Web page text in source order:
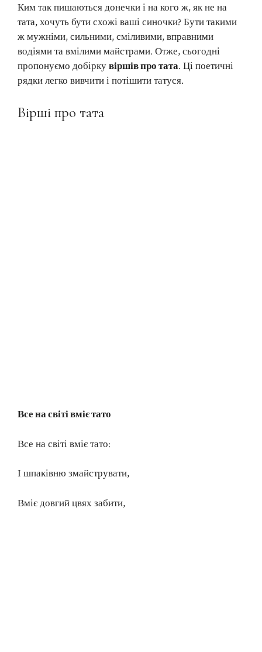
Ким так пишаються донечки і на кого ж, як не на
тата, хочуть бути схожі ваші синочки? Бути такими
ж мужніми, сильними, сміливими, вправними
водіями та вмілими майстрами. Отже, сьогодні
пропонуємо добіркувіршів про тата. Ці поетичні
рядки легко вивчити і потішити татуся.
Вірші про тата
Все на світі вміє тато
Все на світі вміє тато:
І шпаківню змайструвати,
Вміє довгий цвях забити,